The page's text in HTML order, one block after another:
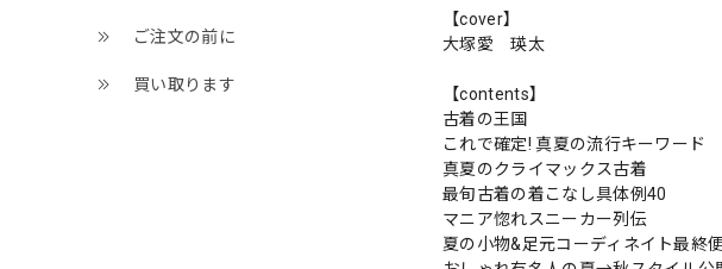
ご注文の前に
買い取ります
【cover】
大塚愛 瑛太
【contents】
古着の王国
これで確定! 真夏の流行キーワード
真夏のクライマックス古着
最旬古着の着こなし具体例40
マニア惚れスニーカー列伝
夏の小物&足元コーディネイト最終便